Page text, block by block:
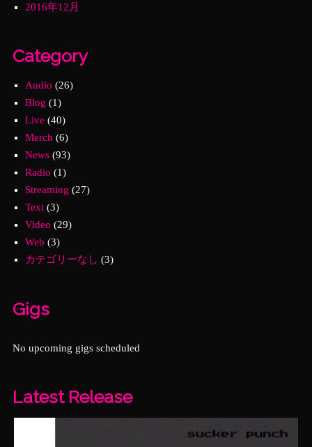
2016年12月
Category
Audio (26)
Blog (1)
Live (40)
Merch(6)
News(93)
Radio (1)
Streaming (27)
Text(3)
Video (29)
Web (3)
カテゴリーなし (3)
Gigs
No upcoming gigs scheduled
Latest Release